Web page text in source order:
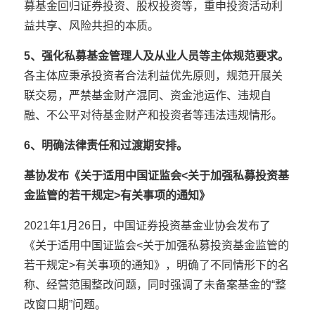
募基金回归证券投资、股权投资等，重申投资活动利
益共享、风险共担的本质。
5、强化私募基金管理人及从业人员等主体规范要求。
各主体应秉承投资者合法利益优先原则，规范开展关
联交易，严禁基金财产混同、资金池运作、违规自
融、不公平对待基金财产和投资者等违法违规情形。
6、明确法律责任和过渡期安排。
基协发布《关于适用中国证监会<关于加强私募投资基
金监管的若干规定>有关事项的通知》
2021年1月26日，中国证券投资基金业协会发布了
《关于适用中国证监会<关于加强私募投资基金监管的
若干规定>有关事项的通知》，明确了不同情形下的名
称、经营范围整改问题，同时强调了未备案基金的“整
改窗口期”问题。